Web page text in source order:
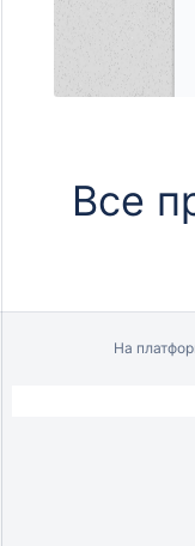
влияет на
Все
На